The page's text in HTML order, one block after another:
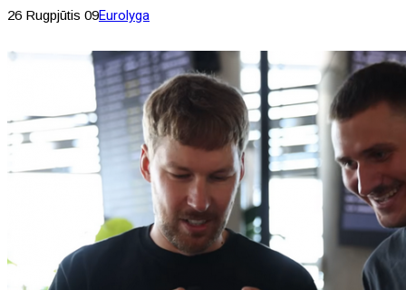
26 Rugpjūtis 09Eurolyga